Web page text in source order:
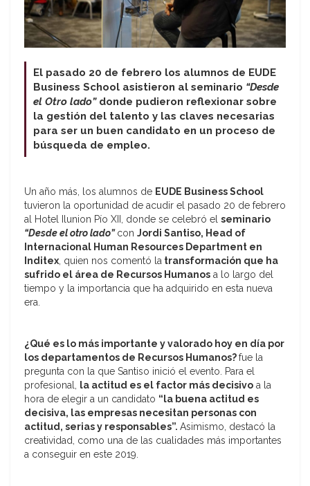
El pasado 20 de febrero los alumnos de EUDE
Business School asistieron al seminario “Desde
el Otro lado”donde pudieron reflexionar sobre
la gestión del talento y las claves necesarias
para ser un buen candidato en un proceso de
búsqueda de empleo.
Un año más, los alumnos de EUDE Business School
tuvieron la oportunidad de acudir el pasado 20 de febrero
al Hotel Ilunion Pío XII, donde se celebró el seminario
“Desde el otro lado” con Jordi Santiso, Head of
Internacional Human Resources Department en
Inditex, quien nos comentó la transformación que ha
sufrido el área de Recursos Humanos a lo largo del
tiempo y la importancia que ha adquirido en esta nueva
era.
¿Qué es lo más importante y valorado hoy en día por
los departamentos de Recursos Humanos?fue la
pregunta con la que Santiso inició el evento. Para el
profesional, la actitud es el factor más decisivo a la
hora de elegir a un candidato “la buena actitud es
decisiva, las empresas necesitan personas con
actitud, serias y responsables”. Asimismo, destacó la
creatividad, como una de las cualidades más importantes
a conseguir en este 2019.